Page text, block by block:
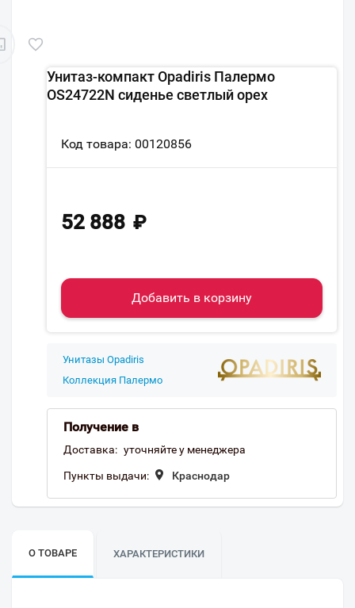
Унитаз-компакт Opadiris Палермо
OS24722N сиденье светлый орех
Код товара: 00120856
52 888 ₽
Добавить в корзину
Унитазы Opadiris
Коллекция Палермо
Получение в
Доставка: уточняйте у менеджера
Пункты выдачи: Краснодар
О ТОВАРЕ ХАРАКТЕРИСТИКИ